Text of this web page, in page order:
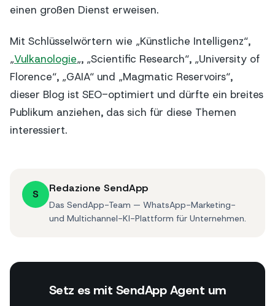
einen großen Dienst erweisen.
Mit Schlüsselwörtern wie „Künstliche Intelligenz“,
„Vulkanologie„, „Scientific Research“, „University of
Florence“, „GAIA“ und „Magmatic Reservoirs“,
dieser Blog ist SEO-optimiert und dürfte ein breites
Publikum anziehen, das sich für diese Themen
interessiert.
S Redazione SendApp
Das SendApp-Team — WhatsApp-Marketing-
und Multichannel-KI-Plattform für Unternehmen.
Setz es mit SendApp Agent um